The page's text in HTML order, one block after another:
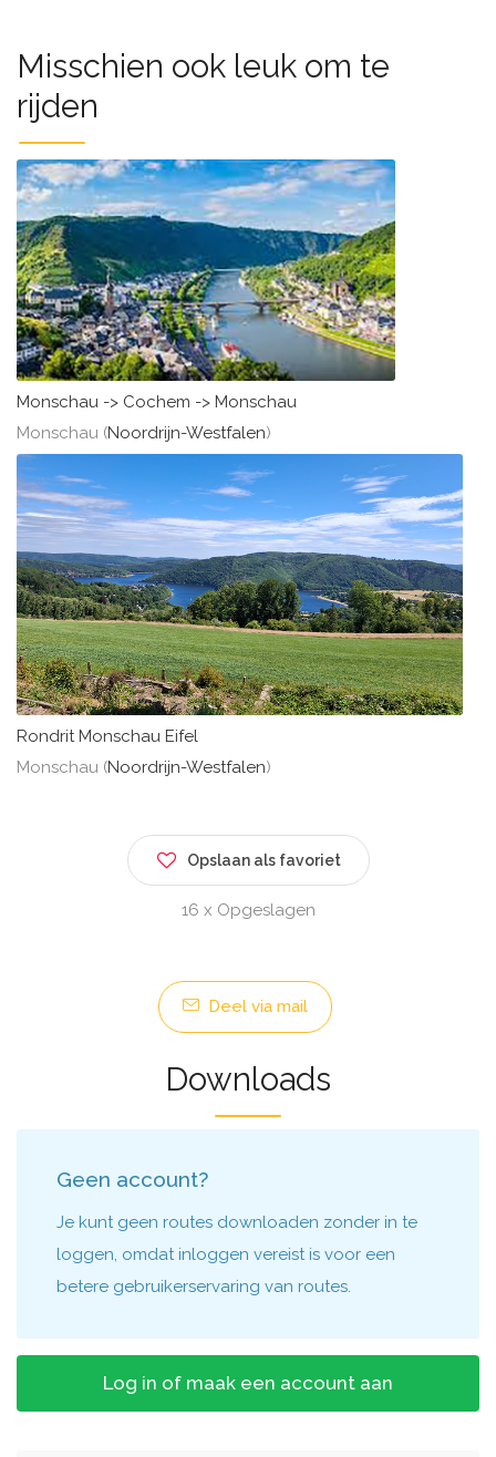
Misschien ook leuk om te
rijden
Monschau -> Cochem -> Monschau
Monschau (Noordrijn-Westfalen)
Rondrit Monschau Eifel
Monschau (Noordrijn-Westfalen)
Opslaan als favoriet
16 x Opgeslagen
Deel via mail
Downloads
Geen account?
Je kunt geen routes downloaden zonder in te
loggen, omdat inloggen vereist is voor een
betere gebruikerservaring van routes.
Log in of maak een account aan